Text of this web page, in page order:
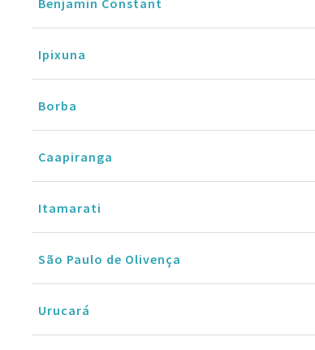
Ipixuna
Borba
Caapiranga
Itamarati
São Paulo de Olivença
Urucará